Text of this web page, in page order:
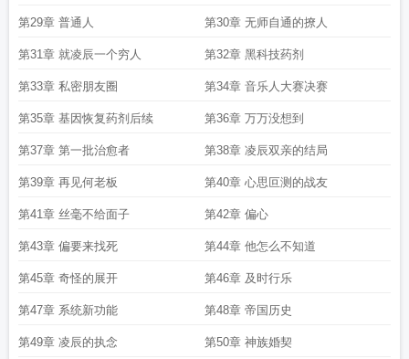
第29章 普通人 第30章 无师自通的撩人
第31章 就凌辰一个穷人 第32章 黑科技药剂
第33章 私密朋友圈 第34章 音乐人大赛决赛
第35章 基因恢复药剂后续 第36章 万万没想到
第37章 第一批治愈者 第38章 凌辰双亲的结局
第39章 再见何老板 第40章 心思叵测的战友
第41章 丝毫不给面子 第42章 偏心
第43章 偏要来找死 第44章 他怎么不知道
第45章 奇怪的展开 第46章 及时行乐
第47章 系统新功能 第48章 帝国历史
第49章 凌辰的执念 第50章 神族婚契